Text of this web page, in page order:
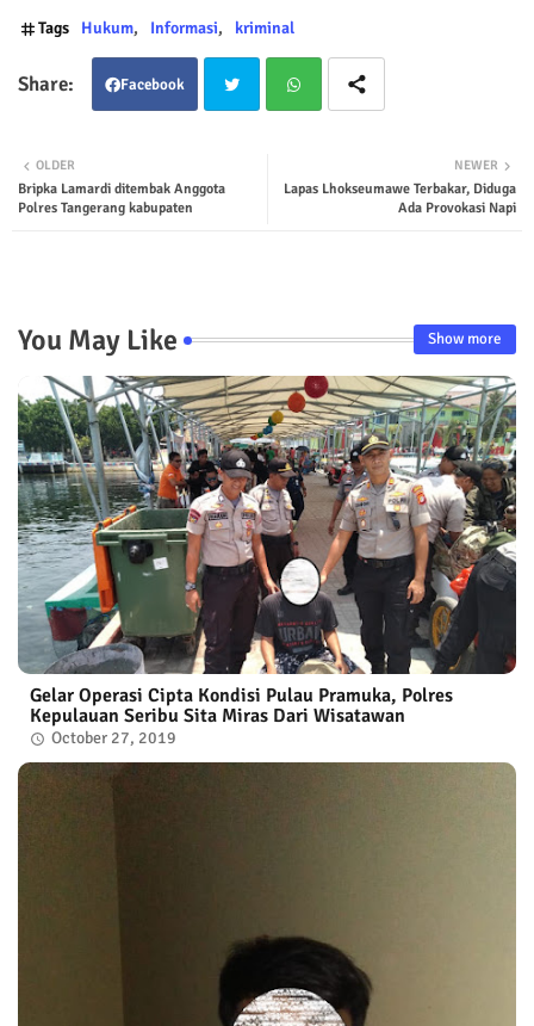
Tags Hukum Informasi kriminal
Facebook
ter tsap
NEWER
Lapas Lhokseumawe Terbakar, Diduga
Ada Provokasi Napi
OLDER
Bripka Lamardi ditembak Anggota
Polres Tangerang kabupaten
You May Like Show more
Gelar Operasi Cipta Kondisi Pulau Pramuka, Polres
Kepulauan Seribu Sita Miras Dari Wisatawan
October 27, 2019